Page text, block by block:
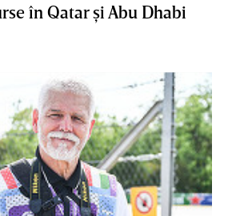
în Qatar şi Abu Dhabi